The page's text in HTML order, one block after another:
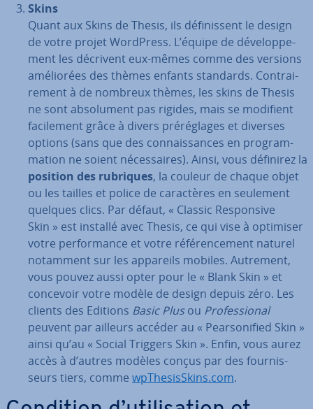
Skins
Quant aux Skins de Thesis, ils dé­fi­nis­sent le design
de votre projet WordPress. L’équipe de dé­ve­lop­pe­
ment les décrivent eux-mêmes comme des versions
amé­lio­rées des thèmes enfants standards. Con­trai­
re­ment à de nombreux thèmes, les skins de Thesis
ne sont ab­so­lu­ment pas rigides, mais se modifient
fa­ci­le­ment grâce à divers pré­ré­glages et diverses
options (sans que des con­nais­sances en pro­gram­
ma­tion ne soient né­ces­saires). Ainsi, vous définirez la
position des rubriques, la couleur de chaque objet
ou les tailles et police de ca­rac­tères en seulement
quelques clics. Par défaut, « Classic Res­pon­sive
Skin » est installé avec Thesis, ce qui vise à optimiser
votre per­for­mance et votre ré­fé­ren­ce­ment naturel
notamment sur les appareils mobiles. Autrement,
vous pouvez aussi opter pour le « Blank Skin » et
concevoir votre modèle de design depuis zéro. Les
clients des Editions Basic Plusou Pro­fes­sio­nal
peuvent par ailleurs accéder au « Pear­so­ni­fied Skin »
ainsi qu’au « Social Triggers Skin ». Enfin, vous aurez
accès à d’autres modèles conçus par des four­nis­
seurs tiers, comme wp­The­sisS­kins.com.